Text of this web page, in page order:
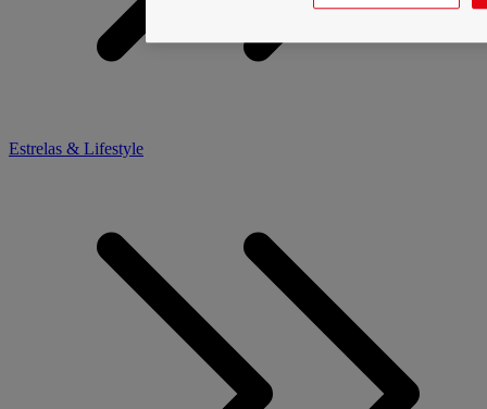
Estrelas & Lifestyle